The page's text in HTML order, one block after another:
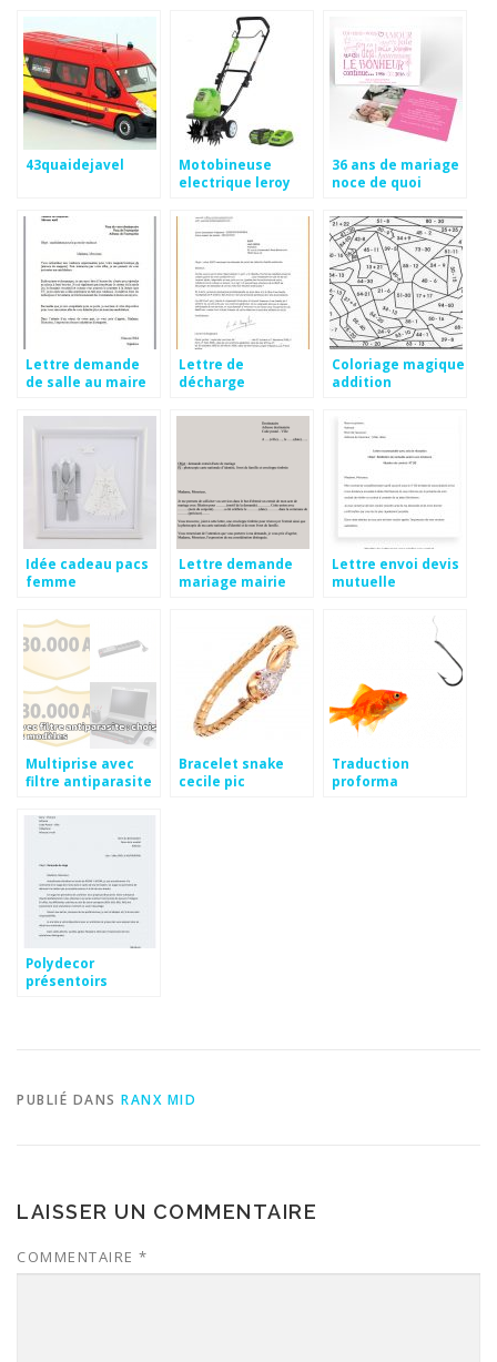
43quaidejavel
Motobineuse
electrique leroy
36 ans de mariage
noce de quoi
Lettre demande
de salle au maire
Lettre de
décharge
Coloriage magique
addition
Idée cadeau pacs
femme
Lettre demande
mariage mairie
Lettre envoi devis
mutuelle
Multiprise avec
filtre antiparasite
Bracelet snake
cecile pic
Traduction
proforma
Polydecor
présentoirs
PUBLIÉ DANS RANX MID
LAISSER UN COMMENTAIRE
COMMENTAIRE *